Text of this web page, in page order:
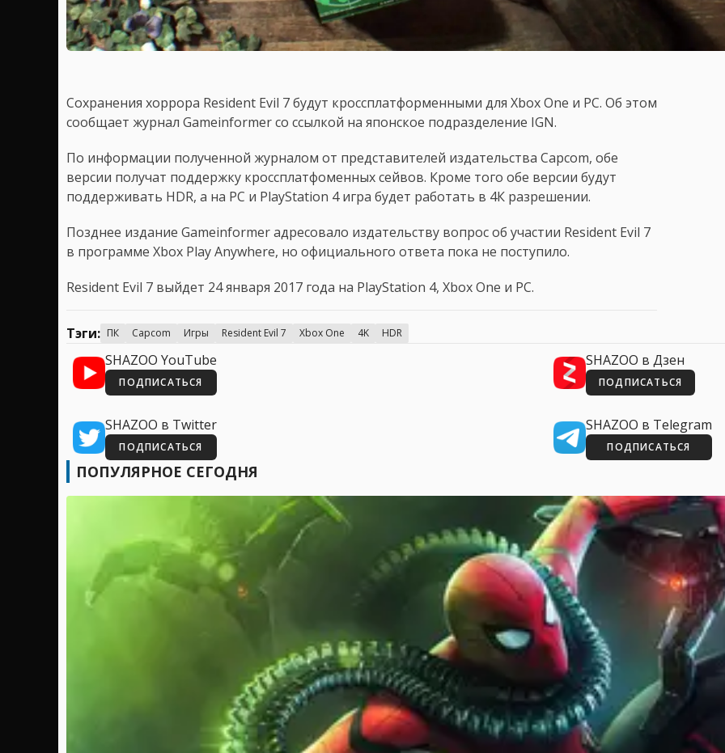
Сохранения хоррора Resident Evil 7 будут кроссплатформенными для Xbox One и PC. Об этом
сообщает журнал Gameinformer со ссылкой на японское подразделение IGN.
По информации полученной журналом от представителей издательства Capcom, обе
версии получат поддержку кроссплатфоменных сейвов. Кроме того обе версии будут
поддерживать HDR, а на PC и PlayStation 4 игра будет работать в 4К разрешении.
Позднее издание Gameinformer адресовало издательству вопрос об участии Resident Evil 7
в программе Xbox Play Anywhere, но официального ответа пока не поступило.
Resident Evil 7 выйдет 24 января 2017 года на PlayStation 4, Xbox One и PC.
Тэги: ПК Capcom Игры Resident Evil 7 Xbox One 4K HDR
SHAZOO YouTube
ПОДПИСАТЬСЯ
SHAZOO в Дзен
ПОДПИСАТЬСЯ
SHAZOO в Twitter
ПОДПИСАТЬСЯ
SHAZOO в Telegram
ПОДПИСАТЬСЯ
ПОПУЛЯРНОЕ СЕГОДНЯ